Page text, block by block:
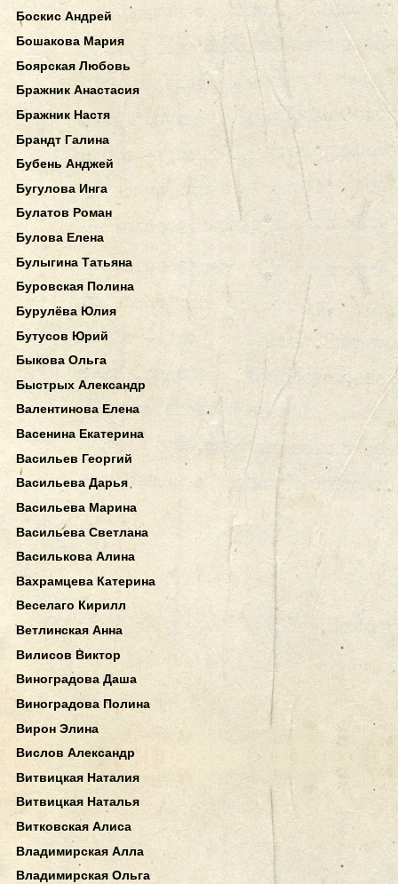
Боскис Андрей
Бошакова Мария
Боярская Любовь
Бражник Анастасия
Бражник Настя
Брандт Галина
Бубень Анджей
Бугулова Инга
Булатов Роман
Булова Елена
Булыгина Татьяна
Буровская Полина
Бурулёва Юлия
Бутусов Юрий
Быкова Ольга
Быстрых Александр
Валентинова Елена
Васенина Екатерина
Васильев Георгий
Васильева Дарья
Васильева Марина
Васильева Светлана
Василькова Алина
Вахрамцева Катерина
Веселаго Кирилл
Ветлинская Анна
Вилисов Виктор
Виноградова Даша
Виноградова Полина
Вирон Элина
Вислов Александр
Витвицкая Наталия
Витвицкая Наталья
Витковская Алиса
Владимирская Алла
Владимирская Ольга